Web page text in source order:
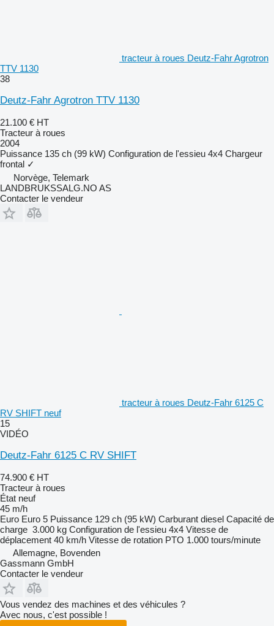
tracteur à roues Deutz-Fahr Agrotron
TTV 1130
38
Deutz-Fahr Agrotron TTV 1130
21.100 € HT
Tracteur à roues
2004
Puissance 135 ch (99 kW) Configuration de l'essieu 4x4 Chargeur
frontal ✓
Norvège, Telemark
LANDBRUKSSALG.NO AS
Contacter le vendeur
tracteur à roues Deutz-Fahr 6125 C
RV SHIFT neuf
15
VIDÉO
Deutz-Fahr 6125 C RV SHIFT
74.900 € HT
Tracteur à roues
État neuf
45 m/h
Euro Euro 5 Puissance 129 ch (95 kW) Carburant diesel Capacité de
charge 3.000 kg Configuration de l'essieu 4x4 Vitesse de
déplacement 40 km/h Vitesse de rotation PTO 1.000 tours/minute
Allemagne, Bovenden
Gassmann GmbH
Contacter le vendeur
Vous vendez des machines et des véhicules ?
Avec nous, c'est possible !